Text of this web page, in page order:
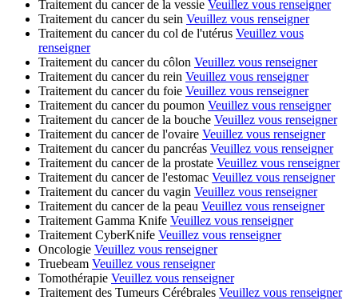
Traitement du cancer de la vessie Veuillez vous renseigner
Traitement du cancer du sein Veuillez vous renseigner
Traitement du cancer du col de l'utérus Veuillez vous
renseigner
Traitement du cancer du côlon Veuillez vous renseigner
Traitement du cancer du rein Veuillez vous renseigner
Traitement du cancer du foie Veuillez vous renseigner
Traitement du cancer du poumon Veuillez vous renseigner
Traitement du cancer de la bouche Veuillez vous renseigner
Traitement du cancer de l'ovaire Veuillez vous renseigner
Traitement du cancer du pancréas Veuillez vous renseigner
Traitement du cancer de la prostate Veuillez vous renseigner
Traitement du cancer de l'estomac Veuillez vous renseigner
Traitement du cancer du vagin Veuillez vous renseigner
Traitement du cancer de la peau Veuillez vous renseigner
Traitement Gamma Knife Veuillez vous renseigner
Traitement CyberKnife Veuillez vous renseigner
Oncologie Veuillez vous renseigner
Truebeam Veuillez vous renseigner
Tomothérapie Veuillez vous renseigner
Traitement des Tumeurs Cérébrales Veuillez vous renseigner